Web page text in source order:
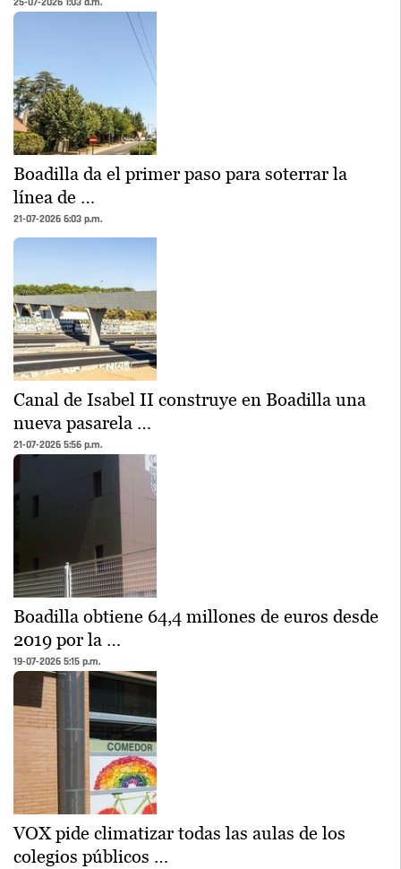
25-07-2026 1:03 a.m.
Boadilla da el primer paso para soterrar la
línea de …
21-07-2026 6:03 p.m.
Canal de Isabel II construye en Boadilla una
nueva pasarela …
21-07-2026 5:56 p.m.
Boadilla obtiene 64,4 millones de euros desde
2019 por la …
19-07-2026 5:15 p.m.
VOX pide climatizar todas las aulas de los
colegios públicos …